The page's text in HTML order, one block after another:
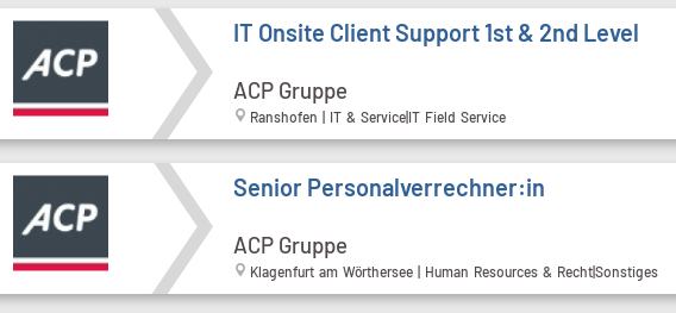
IT Onsite Client Support 1st & 2nd Level
ACP Gruppe
Ranshofen | IT & Service|IT Field Service
Senior Personalverrechner:in
ACP Gruppe
Klagenfurt am Wörthersee | Human Resources & Recht|Sonstiges